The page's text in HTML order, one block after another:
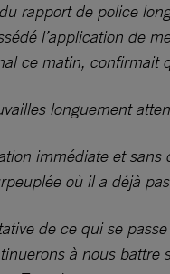
rapport de police
l’application de
ce matin, confirmait
longuement
immédiate et
où il a déjà
de ce qui se
à nous